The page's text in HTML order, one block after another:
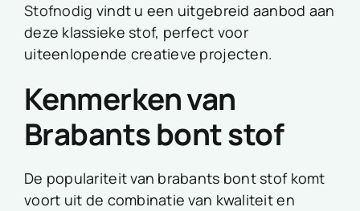
Stofnodig vindt u een uitgebreid aanbod aan
deze klassieke stof, perfect voor
uiteenlopende creatieve projecten.
Kenmerken van
Brabants bont stof
De populariteit van brabants bont stof komt
voort uit de combinatie van kwaliteit en